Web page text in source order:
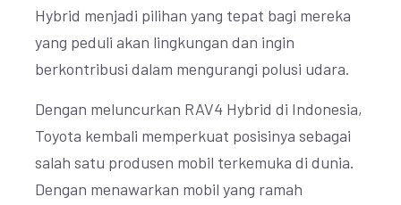
Hybrid menjadi pilihan yang tepat bagi mereka
yang peduli akan lingkungan dan ingin
berkontribusi dalam mengurangi polusi udara.
Dengan meluncurkan RAV4 Hybrid di Indonesia,
Toyota kembali memperkuat posisinya sebagai
salah satu produsen mobil terkemuka di dunia.
Dengan menawarkan mobil yang ramah